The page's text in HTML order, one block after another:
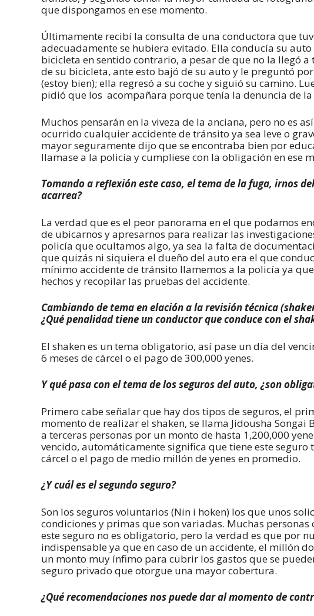
que dispongamos en ese momento.
Últimamente recibí la consulta de una conductora que
adecuadamente se hubiera evitado. Ella conducía su
bicicleta en sentido contrario, a pesar de que no la llegó
de su bicicleta, ante esto bajó de su auto y le preguntó
(estoy bien); ella regresó a su coche y siguió su camino.
pidió que los acompañara porque tenía la denuncia de
Muchos pensarán en la viveza de la anciana, pero no es
ocurrido cualquier accidente de tránsito ya sea leve o
mayor seguramente dijo que se encontraba bien por
llamase a la policía y cumpliese con la obligación en ese
Tomando a reflexión este caso, el tema de la fuga, irnos
acarrea?
La verdad que es el peor panorama en el que podamos
de ubicarnos y apresarnos para realizar las
policía que ocultamos algo, ya sea la falta de
que quizás ni siquiera el dueño del auto era el que
mínimo accidente de tránsito llamemos a la policía ya
hechos y recopilar las pruebas del accidente.
Cambiando de tema en elación a la revisión técnica
¿Qué penalidad tiene un conductor que conduce con el
El shaken es un tema obligatorio, así pase un día del
6 meses de cárcel o el pago de 300,000 yenes.
Y qué pasa con el tema de los seguros del auto, ¿son
Primero cabe señalar que hay dos tipos de seguros, el
momento de realizar el shaken, se llama Jidousha Songai
a terceras personas por un monto de hasta 1,200,000
vencido, automáticamente significa que tiene este seguro
cárcel o el pago de medio millón de yenes en promedio.
¿Y cuál es el segundo seguro?
Son los seguros voluntarios (Nin i hoken) los que unos
condiciones y primas que son variadas. Muchas
este seguro no es obligatorio, pero la verdad es que por
indispensable ya que en caso de un accidente, el millón
un monto muy ínfimo para cubrir los gastos que se
seguro privado que otorgue una mayor cobertura.
¿Qué recomendaciones nos puede dar al momento de